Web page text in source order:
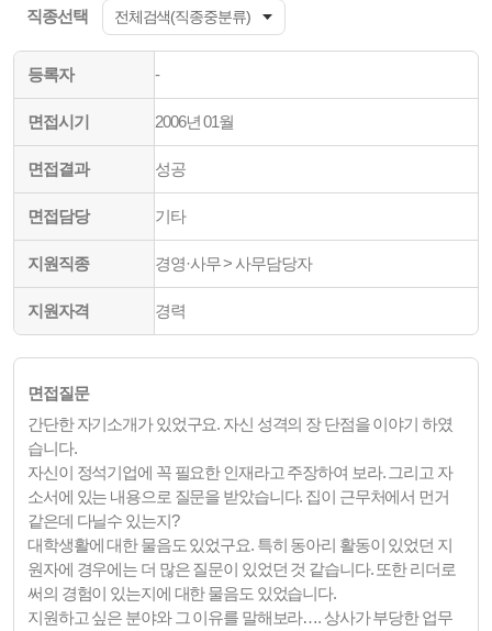
직종선택
등록자 -
면접시기 2006년 01월
면접결과 성공
면접담당 기타
지원직종 경영·사무 > 사무담당자
지원자격 경력
면접질문
간단한 자기소개가 있었구요. 자신 성격의 장 단점을 이야기 하였
습니다.
자신이 정석기업에 꼭 필요한 인재라고 주장하여 보라. 그리고 자
소서에 있는 내용으로 질문을 받았습니다. 집이 근무처에서 먼거
같은데 다닐수 있는지?
대학생활에 대한 물음도 있었구요. 특히 동아리 활동이 있었던 지
원자에 경우에는 더 많은 질문이 있었던 것 같습니다. 또한 리더로
써의 경험이 있는지에 대한 물음도 있었습니다.
지원하고 싶은 분야와 그 이유를 말해보라…. 상사가 부당한 업무